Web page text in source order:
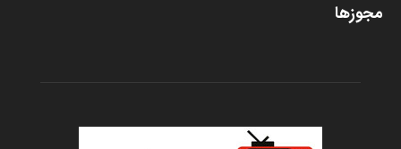
مجوزها